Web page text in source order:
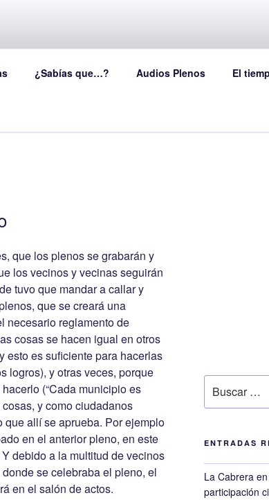
PARTICIPA LA
¿Sabías que…? Audios Plenos El
que los plenos se grabarán y
los vecinos y vecinas seguirán
tuvo que mandar a callar y
que se creará una
necesario reglamento de
cosas se hacen igual en otros
esto es suficiente para hacerlas
logros), y otras veces, porque
(“Cada municipio es
y como ciudadanos
que allí se aprueba. Por ejemplo
en el anterior pleno, en este
debido a la multitud de vecinos
se celebraba el pleno, el
en el salón de actos.
por:
ENTRADAS
La Cabrera
participación